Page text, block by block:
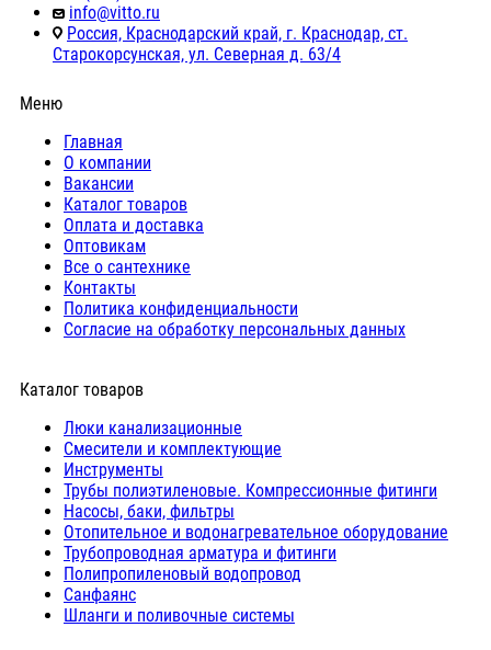
info@vitto.ru
Россия, Краснодарский край, г. Краснодар, ст.
Старокорсунская, ул. Северная д. 63/4
Меню
Главная
О компании
Вакансии
Каталог товаров
Оплата и доставка
Оптовикам
Все о сантехнике
Контакты
Политика конфиденциальности
Согласие на обработку персональных данных
Каталог товаров
Люки канализационные
Cмесители и комплектующие
Инструменты
Трубы полиэтиленовые. Компрессионные фитинги
Насосы, баки, фильтры
Отопительное и водонагревательное оборудование
Трубопроводная арматура и фитинги
Полипропиленовый водопровод
Санфаянс
Шланги и поливочные системы